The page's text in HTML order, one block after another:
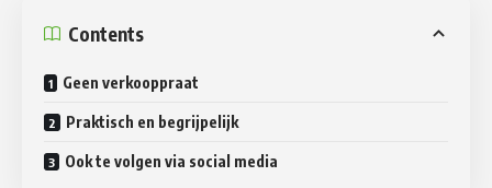
Contents
Geen verkooppraat
Praktisch en begrijpelijk
Ook te volgen via social media